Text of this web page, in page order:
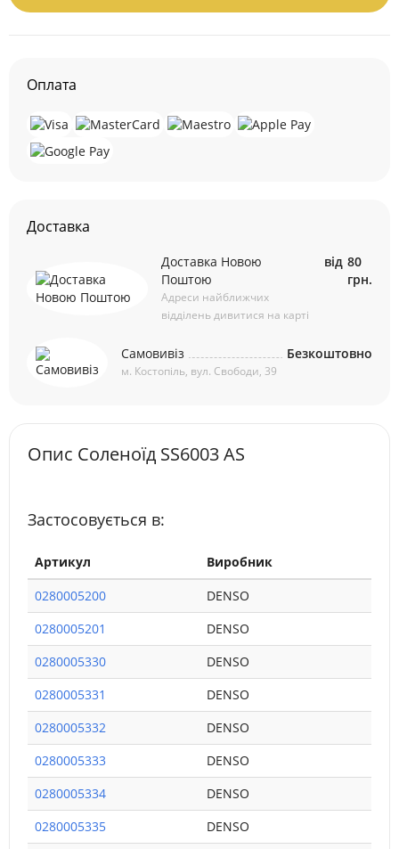
Оплата
Доставка
Доставка Новою
Поштою
Адреси найближчих
відділень дивитися на карті
від 80
грн.
Самовивіз
м. Костопіль, вул. Свободи, 39
Безкоштовно
Опис Соленоїд SS6003 AS
Застосовується в:
Артикул
Виробник
0280005200
DENSO
0280005201
DENSO
0280005330
DENSO
0280005331
DENSO
0280005332
DENSO
0280005333
DENSO
0280005334
DENSO
0280005335
DENSO